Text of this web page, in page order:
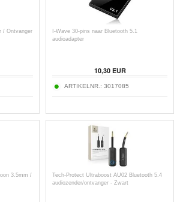
/ Ontvanger
I-Wave 30-pins naar Bluetooth 5.1
audioadapter
10,30EUR
ARTIKELNR.: 3017085
3.5mm /
Tech-Protect Ultraboost AU02 Bluetooth 5.4
audiozender/ontvanger - Zwart